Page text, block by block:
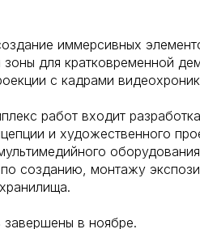
иммерсивных
для кратковременной
с кадрами
работ входит
и художественного
созданию, монтажу
в ноябре.